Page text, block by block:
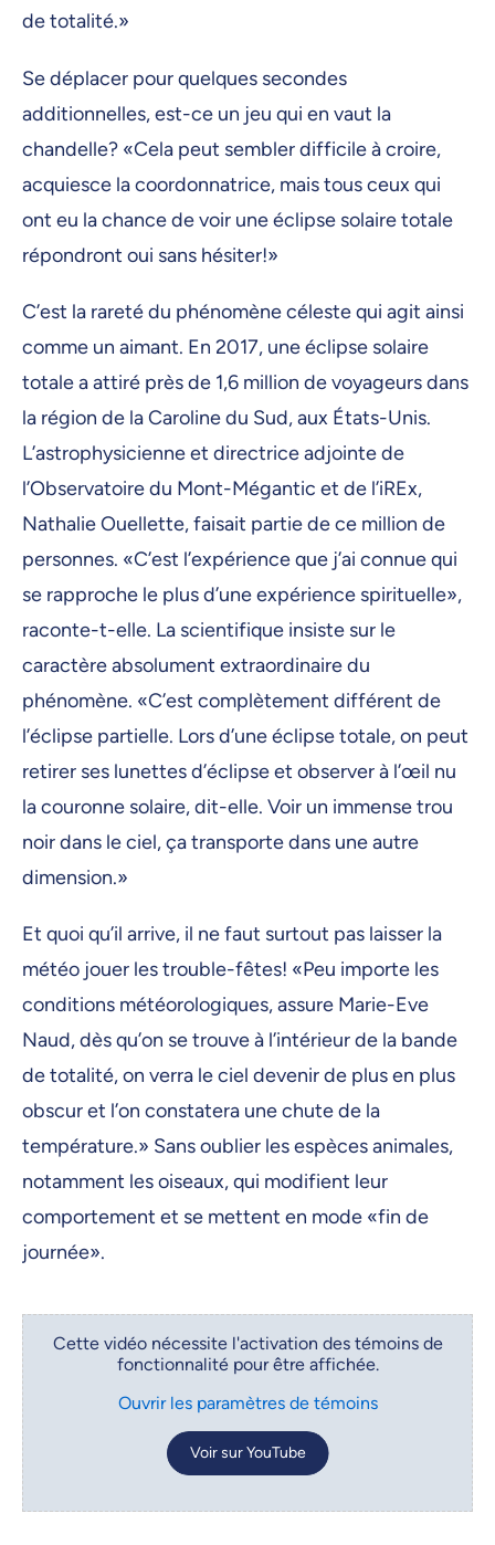
de totalité.»
Se déplacer pour quelques secondes
additionnelles, est-ce un jeu qui en vaut la
chandelle? «Cela peut sembler difficile à croire,
acquiesce la coordonnatrice, mais tous ceux qui
ont eu la chance de voir une éclipse solaire totale
répondront oui sans hésiter!»
C’est la rareté du phénomène céleste qui agit ainsi
comme un aimant. En 2017, une éclipse solaire
totale a attiré près de 1,6 million de voyageurs dans
la région de la Caroline du Sud, aux États-Unis.
L’astrophysicienne et directrice adjointe de
l’Observatoire du Mont-Mégantic et de l’iREx,
Nathalie Ouellette, faisait partie de ce million de
personnes. «C’est l’expérience que j’ai connue qui
se rapproche le plus d’une expérience spirituelle»,
raconte-t-elle. La scientifique insiste sur le
caractère absolument extraordinaire du
phénomène. «C’est complètement différent de
l’éclipse partielle. Lors d’une éclipse totale, on peut
retirer ses lunettes d’éclipse et observer à l’œil nu
la couronne solaire, dit-elle. Voir un immense trou
noir dans le ciel, ça transporte dans une autre
dimension.»
Et quoi qu’il arrive, il ne faut surtout pas laisser la
météo jouer les trouble-fêtes! «Peu importe les
conditions météorologiques, assure Marie-Eve
Naud, dès qu’on se trouve à l’intérieur de la bande
de totalité, on verra le ciel devenir de plus en plus
obscur et l’on constatera une chute de la
température.» Sans oublier les espèces animales,
notamment les oiseaux, qui modifient leur
comportement et se mettent en mode «fin de
journée».